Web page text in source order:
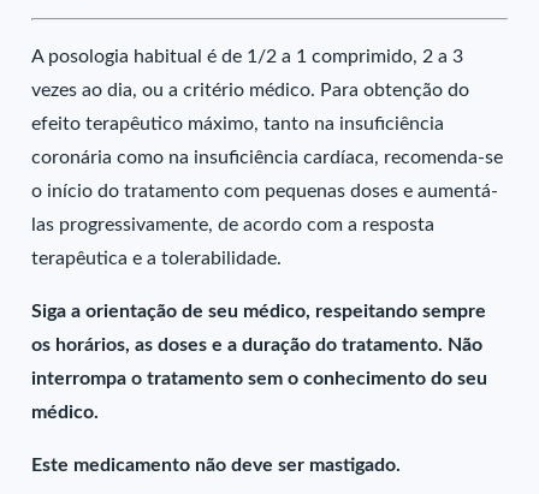
A posologia habitual é de 1/2 a 1 comprimido, 2 a 3
vezes ao dia, ou a critério médico. Para obtenção do
efeito terapêutico máximo, tanto na insuficiência
coronária como na insuficiência cardíaca, recomenda-se
o início do tratamento com pequenas doses e aumentá-
las progressivamente, de acordo com a resposta
terapêutica e a tolerabilidade.
Siga a orientação de seu médico, respeitando sempre
os horários, as doses e a duração do tratamento. Não
interrompa o tratamento sem o conhecimento do seu
médico.
Este medicamento não deve ser mastigado.